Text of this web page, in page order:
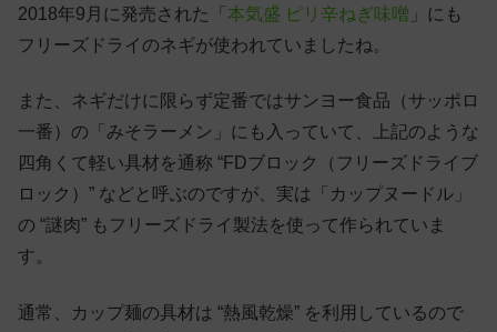
2018年9月に発売された「 本気盛 ピリ辛ねぎ味噌 」にも
フリーズドライのネギが使われていましたね。
また、ネギだけに限らず定番ではサンヨー食品（サッポロ
一番）の「みそラーメン」にも入っていて、上記のような
四角くて軽い具材を通称 “FDブロック（フリーズドライブ
ロック）” などと呼ぶのですが、実は「カップヌードル」
の “謎肉” もフリーズドライ製法を使って作られていま
す。
通常、カップ麺の具材は “熱風乾燥” を利用しているので